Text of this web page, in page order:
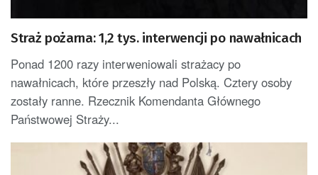
Straż pożarna: 1,2 tys. interwencji po nawałnicach
Ponad 1200 razy interweniowali strażacy po
nawałnicach, które przeszły nad Polską. Cztery osoby
zostały ranne. Rzecznik Komendanta Głównego
Państwowej Straży...